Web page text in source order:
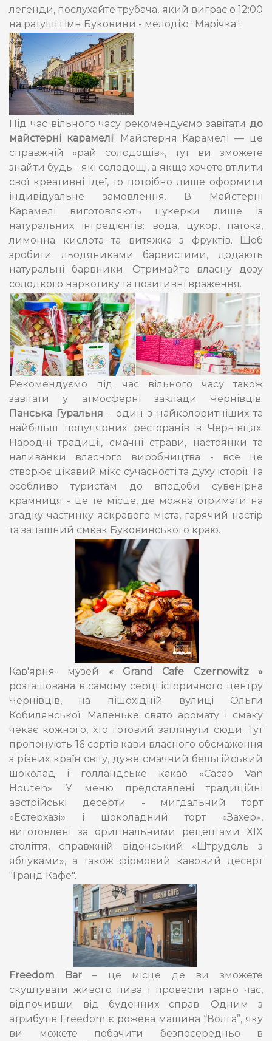
легенди, послухайте трубача, який виграє о 12:00
на ратуші гімн Буковини - мелодію "Марічка".
Під час вільного часу рекомендуємо завітати до
майстерні карамелі! Майстерня Карамелі — це
справжній «рай солодощів», тут ви зможете
знайти будь - які солодощі, а якщо хочете втілити
свої креативні ідеї, то потрібно лише оформити
індивідуальне замовлення. В Майстерні
Карамелі виготовляють цукерки лише із
натуральних інгредієнтів: вода, цукор, патока,
лимонна кислота та витяжка з фруктів. Щоб
зробити льодяниками барвистими, додають
натуральні барвники. Отримайте власну дозу
солодкого наркотику та позитивні враження.
Рекомендуємо під час вільного часу також
завітати у атмосферні заклади Чернівців.
Панська Гуральня - один з найколоритніших та
найбільш популярних ресторанів в Чернівцях.
Народні традиції, смачні страви, настоянки та
наливанки власного виробництва - все це
створює цікавий мікс сучасності та духу історії. Та
особливо туристам до вподоби сувенірна
крамниця - це те місце, де можна отримати на
згадку частинку яскравого міста, гарячий настір
та запашний смкак Буковинського краю.
Кав'ярня- музей « Grand Сafe Czernowitz »
розташована в самому серці історичного центру
Чернівців, на пішохідній вулиці Ольги
Кобилянської. Маленьке свято аромату і смаку
чекає кожного, хто готовий заглянути сюди. Тут
пропонують 16 сортів кави власного обсмаження
з різних країн світу, дуже смачний бельгійський
шоколад і голландське какао «Cacao Van
Houten». У меню представлені традиційні
австрійські десерти - мигдальний торт
«Естерхазі» і шоколадний торт «Захер»,
виготовлені за оригінальними рецептами XIX
століття, справжній віденський «Штрудель з
яблуками», а також фірмовий кавовий десерт
"Гранд Кафе".
Freedom Bar– це місце де ви зможете
скуштувати живого пива і провести гарно час,
відпочивши від буденних справ. Одним з
атрибутів Freedom є рожева машина “Волга”, яку
ви можете побачити безпосередньо в